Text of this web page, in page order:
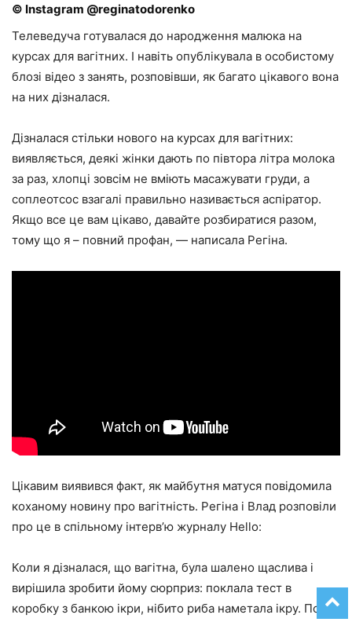
© Instagram @reginatodorenko
Телеведуча готувалася до народження малюка на
курсах для вагітних. І навіть опублікувала в особистому
блозі відео з занять, розповівши, як багато цікавого вона
на них дізналася.
Дізналася стільки нового на курсах для вагітних:
виявляється, деякі жінки дають по півтора літра молока
за раз, хлопці зовсім не вміють масажувати груди, а
соплеотсос взагалі правильно називається аспіратор.
Якщо все це вам цікаво, давайте розбиратися разом,
тому що я – повний профан, — написала Регіна.
Цікавим виявився факт, як майбутня матуся повідомила
коханому новину про вагітність. Регіна і Влад розповіли
про це в спільному інтерв’ю журналу Hello:
Коли я дізналася, що вагітна, була шалено щаслива і
вирішила зробити йому сюрприз: поклала тест в
коробку з банкою ікри, нібито риба наметала ікру. По